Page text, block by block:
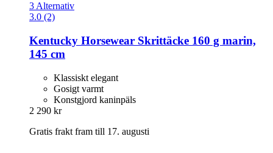
3 Alternativ
3.0 (2)
Kentucky Horsewear Skrittäcke 160 g marin,
145 cm
Klassiskt elegant
Gosigt varmt
Konstgjord kaninpäls
2 290 kr
Gratis frakt fram till 17. augusti